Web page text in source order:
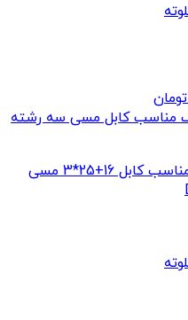
تومان
سرکابل حرارتی فشار ضعیف مناسب کابل 16+25*3 مسی